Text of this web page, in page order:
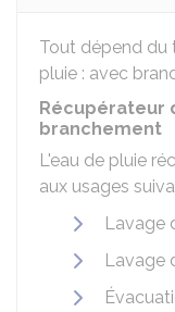
Tout dépend du
pluie : avec
Récupérateur
branchement
L'eau de pluie
aux usages
Lavage
Lavage